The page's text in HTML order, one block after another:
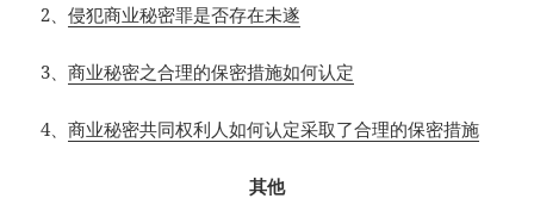
2 、侵犯商业秘密罪是否存在未遂
3 、商业秘密之合理的保密措施如何认定
4、商业秘密共同权利人如何认定采取了合理的保密措施
其他